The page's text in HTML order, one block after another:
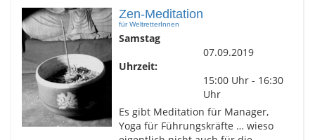
Zen-Meditation
für WeltretterInnen
Samstag
07.09.2019
Uhrzeit:
15:00 Uhr - 16:30
Uhr
Es gibt Meditation für Manager,
Yoga für Führungskräfte … wieso